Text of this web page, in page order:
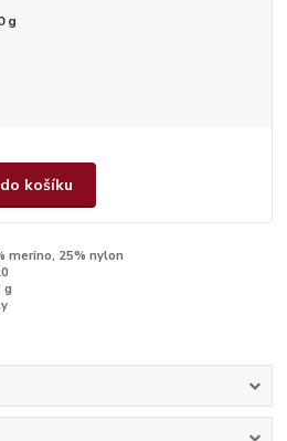
g
košíku
merino, 25% nylon
g